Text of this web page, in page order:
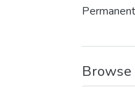
Browse